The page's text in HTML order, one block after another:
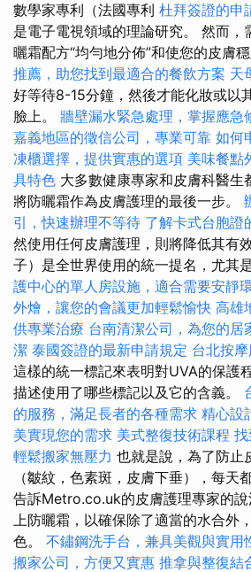
數學家專利（法國專利 杜拜簽證的申
是電子電視領域的理論研究。 然而，
曬霜配方“均勻地分佈”和使您的皮膚
推薦，助您找到最適合的餐飲方案 天
好等待8-15分鐘，然後才能化妝或以
臉上。 牆壁漏水緊急處理，掌握應急
嘉義地區的徵信公司，專業可靠 如何
凍櫃選擇，提供實惠的選項 美味餐點
具特色 大多數健康專家和皮膚科醫生
將防曬霜作為皮膚護理的最後一步。
引，快速辦理不等待 了解卡式台胞證
然使用任何皮膚護理，則將降低其有
子）是全世界使用的統一提名，尤其
護中心的單人房設施，適合需要安靜
外燴，讓您的會議更加輕鬆愉快 高雄
供專業治療 台南清潔公司，為您的居
潔 泰國簽證的最新申請規定 台北按
這樣的統一標記來表明對UVA的保護
描述使用了哪些標記以及它的含義。
的服務，滿足長者的各種需求 精心設
美實現您的需求 美式整復技術課程 找
輕鬆搬家無壓力 也就是說，為了防止
（皺紋，色素斑，皮膚下垂），每天
告訴Metro.co.uk的皮膚護理專家的
上防曬霜，以確保除了適當的水合外
色。 不鏽鋼洗手台，兼具美觀與實用
搬家公司，方便又實惠 推拿與整復結